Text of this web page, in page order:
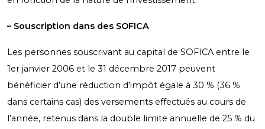
– Souscription dans des SOFICA
Les personnes souscrivant au capital de SOFICA entre le
1er janvier 2006 et le 31 décembre 2017 peuvent
bénéficier d’une réduction d’impôt égale à 30 % (36 %
dans certains cas) des versements effectués au cours de
l’année, retenus dans la double limite annuelle de 25 % du